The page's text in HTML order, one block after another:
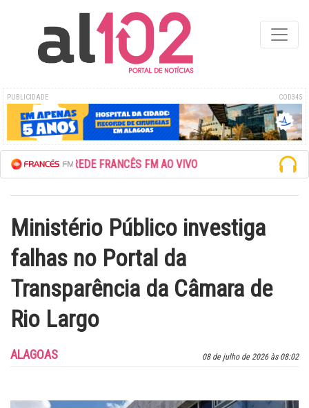
PUBLICIDADE COD345
ESCUTE A REDE FRANCÊS FM AO VIVO
Ministério Público investiga
falhas no Portal da
Transparência da Câmara de
Rio Largo
08 de julho de 2026 às 08:02
ALAGOAS